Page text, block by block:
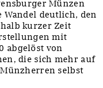
Münzen
deutlich, den
kurzer Zeit
mit
abgelöst von
die sich mehr auf
selbst